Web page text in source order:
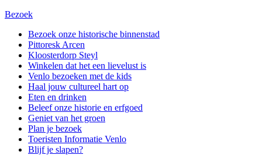
Bezoek
Bezoek onze historische binnenstad
Pittoresk Arcen
Kloosterdorp Steyl
Winkelen dat het een lievelust is
Venlo bezoeken met de kids
Haal jouw cultureel hart op
Eten en drinken
Beleef onze historie en erfgoed
Geniet van het groen
Plan je bezoek
Toeristen Informatie Venlo
Blijf je slapen?